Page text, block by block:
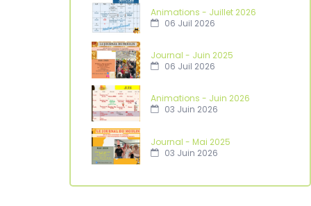
Animations - Juillet 2026
06 Juil 2026
Journal - Juin 2025
06 Juil 2026
Animations - Juin 2026
03 Juin 2026
Journal - Mai 2025
03 Juin 2026